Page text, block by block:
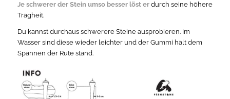
Je schwerer der Stein umso besser löst erdurch seine höhere
Trägheit.
Du kannst durchaus schwerere Steine ausprobieren. Im
Wasser sind diese wieder leichter und der Gummi hält dem
Spannen der Rute stand.